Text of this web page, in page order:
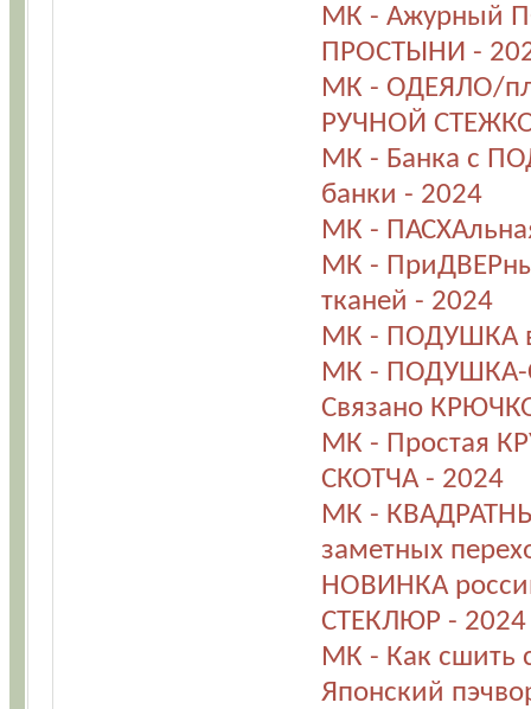
МК - Ажурный
ПРОСТЫНИ -
МК - ОДЕЯЛО/
РУЧНОЙ
МК - Банка с
банки - 2024
МК -
МК -
тканей - 2024
МК - ПОДУШКА
МК - ПОДУШКА-
Связано
МК - Простая
СКОТЧА - 2024
МК -
заметных
НОВИНКА
СТЕКЛЮР - 2024
МК - Как сшить
Японский